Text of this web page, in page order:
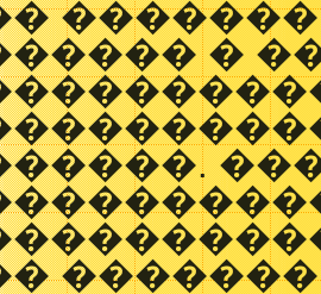
�������
� ��